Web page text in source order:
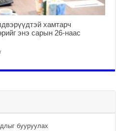
хамтарч
энэ сарын 26-наас
бууруулах